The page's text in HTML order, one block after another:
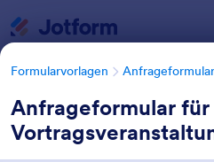
Formularvorlagen
Anfrageformular für
Formularvorlagen Kategorien